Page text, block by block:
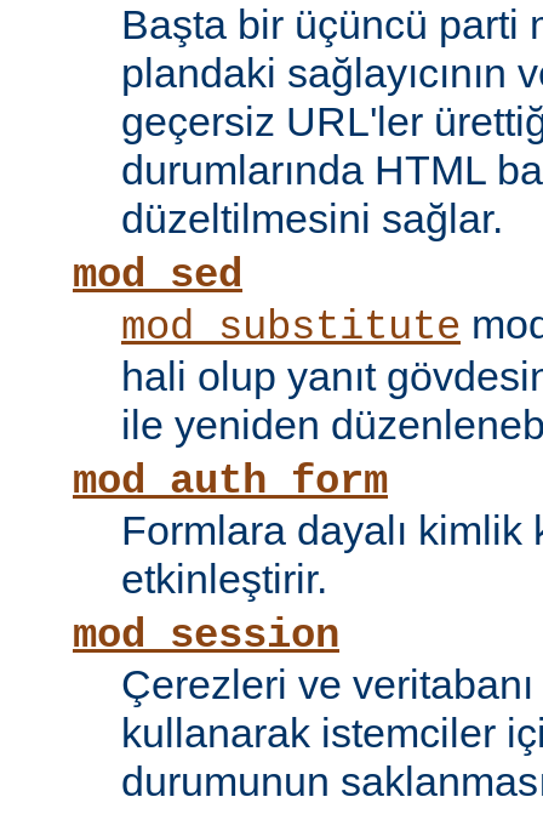
Başta bir üçüncü parti
plandaki sağlayıcının
geçersiz URL'ler
durumlarında HTML
düzeltilmesini sağlar.
mod_sed
mod_substitute
hali olup yanıt
ile yeniden
mod_auth_form
Formlara dayalı kimlik
etkinleştirir.
mod_session
Çerezleri ve
kullanarak istemciler
durumunun